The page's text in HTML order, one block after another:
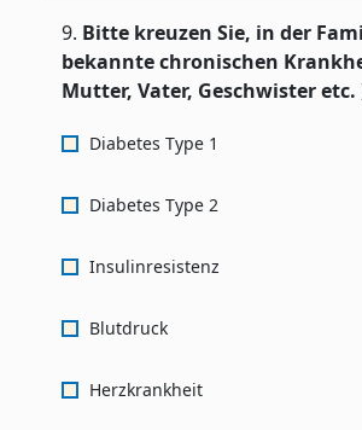
9. Bitte kreuzen Sie, in der
bekannte chronischen
Mutter, Vater, Geschwister etc.
Diabetes Type 1
Diabetes Type 2
Insulinresistenz
Blutdruck
Herzkrankheit